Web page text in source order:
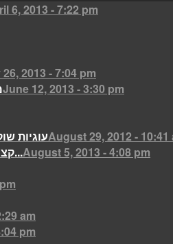
6, 2013 - 7:22 pm
2013 - 7:04 pm
June 12, 2013 - 3:30 pm
עוגיותAugust 29, 2012 - 10:41
קציצות “דגים” טבעוניות ברוטב...August 5, 2013 - 4:08 pm
am
pm